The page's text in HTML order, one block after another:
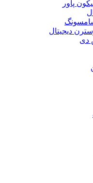
پاور
دیجیتال
دی